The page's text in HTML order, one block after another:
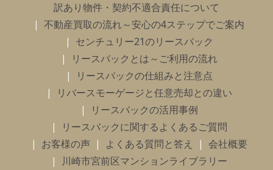
訳あり物件・契約不適合責任について
不動産買取の流れ～安心の4ステップでご案内
センチュリー21のリースバック
リースバックとは～ご利用の流れ
リースバックの仕組みと注意点
リバースモーゲージと任意売却との違い
リースバックの活用事例
リースバックに関するよくあるご質問
お客様の声
よくある質問と答え
会社概要
川崎市宮前区マンションライブラリー